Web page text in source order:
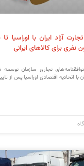
آزاد ایران با اوراسیا
تجاری سازمان توسعه
اتحادیه اقتصادی اوراسیا پس از تایید